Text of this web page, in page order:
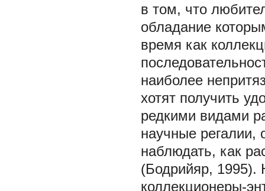
в том, что
обладание
время как
наиболее
хотят получить
редкими видами
научные регалии,
наблюдать, как
(Бодрийяр, 1995).
коллекционеры-